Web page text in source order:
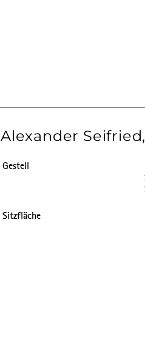
Alexander Seifried,
Gestell
Sitzfläche